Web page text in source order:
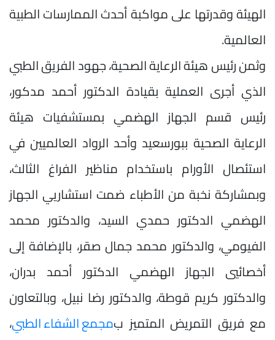
الهيئة وقدرتها على مواكبة أحدث الممارسات الطبية
العالمية.
وثمن رئيس هيئة الرعاية الصحية، جهود الفريق الطبي
الذي أجرى العملية بقيادة الدكتور أحمد مدكور،
رئيس قسم الجهاز الهضمي بمستشفيات هيئة
الرعاية الصحية ببورسعيد وأحد الرواد العالميين في
استئصال الأورام باستخدام مناظير الفراغ الثالث،
وبمشاركة نخبة من الأطباء ضمت استشاريي الجهاز
الهضمي الدكتور حمدي السيد، والدكتور محمد
الفيومي، والدكتور محمد جمال صقر، بالإضافة إلى
أخصائيي الجهاز الهضمي الدكتور أحمد بدران،
والدكتور كريم قوطة، والدكتور رضا نبيل، وبالتعاون
مع فريق التمريض المتميز بمجمع الشفاء الطبي،